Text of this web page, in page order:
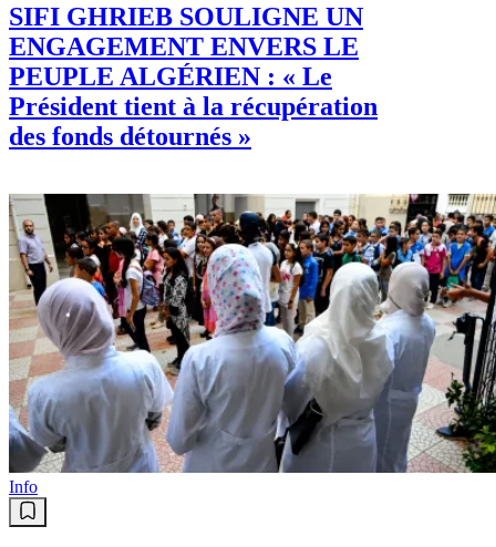
SIFI GHRIEB SOULIGNE UN
ENGAGEMENT ENVERS LE
PEUPLE ALGÉRIEN : « Le
Président tient à la récupération
des fonds détournés »
Info